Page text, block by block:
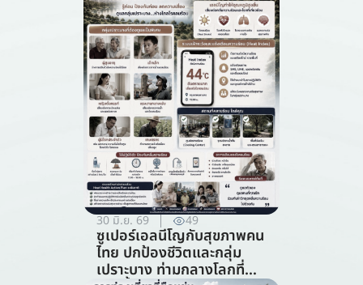
ทรัพยากรธรรมชาติ)
30 มิ.ย. 69 49
ซูเปอร์เอลนีโญกับสุขภาพคน
ไทย ปกป้องชีวิตและกลุ่ม
เปราะบาง ท่ามกลางโลกที่